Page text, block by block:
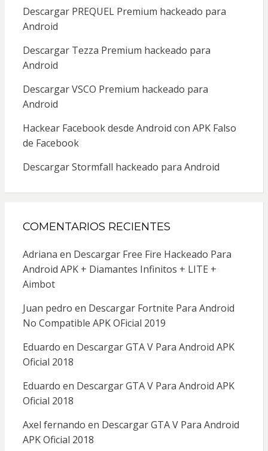
Descargar PREQUEL Premium hackeado para
Android
Descargar Tezza Premium hackeado para
Android
Descargar VSCO Premium hackeado para
Android
Hackear Facebook desde Android con APK Falso
de Facebook
Descargar Stormfall hackeado para Android
COMENTARIOS RECIENTES
Adriana en Descargar Free Fire Hackeado Para
Android APK + Diamantes Infinitos + LITE +
Aimbot
Juan pedro en Descargar Fortnite Para Android
No Compatible APK OFicial 2019
Eduardo en Descargar GTA V Para Android APK
Oficial 2018
Eduardo en Descargar GTA V Para Android APK
Oficial 2018
Axel fernando en Descargar GTA V Para Android
APK Oficial 2018